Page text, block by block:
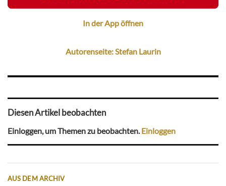
In der App öffnen
Autorenseite: Stefan Laurin
Diesen Artikel beobachten
Einloggen, um Themen zu beobachten. Einloggen
AUS DEM ARCHIV